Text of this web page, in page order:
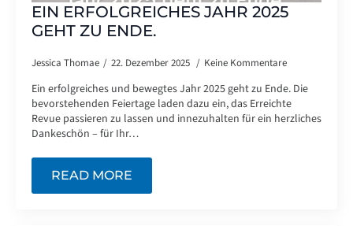
EIN ERFOLGREICHES JAHR 2025
GEHT ZU ENDE.
Jessica Thomae 22. Dezember 2025 Keine Kommentare
Ein erfolgreiches und bewegtes Jahr 2025 geht zu Ende. Die
bevorstehenden Feiertage laden dazu ein, das Erreichte
Revue passieren zu lassen und innezuhalten für ein herzliches
Dankeschön – für Ihr…
READ MORE